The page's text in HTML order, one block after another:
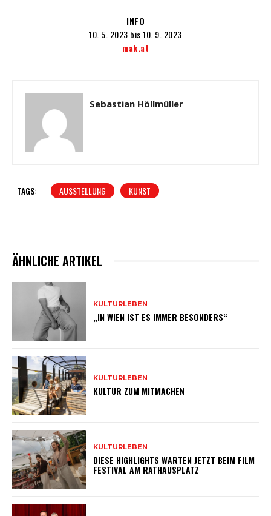
INFO
10. 5. 2023 bis 10. 9. 2023
mak.at
Sebastian Höllmüller
TAGS: AUSSTELLUNG KUNST
ÄHNLICHE ARTIKEL
KULTURLEBEN
„IN WIEN IST ES IMMER BESONDERS“
KULTURLEBEN
KULTUR ZUM MITMACHEN
KULTURLEBEN
DIESE HIGHLIGHTS WARTEN JETZT BEIM FILM
FESTIVAL AM RATHAUSPLATZ